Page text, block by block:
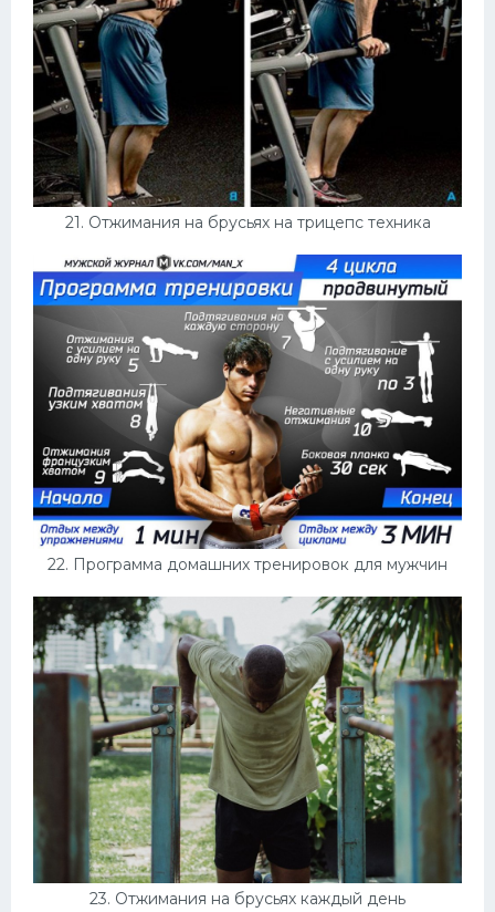
21. Отжимания на брусьях на трицепс техника
22. Программа домашних тренировок для мужчин
23. Отжимания на брусьях каждый день